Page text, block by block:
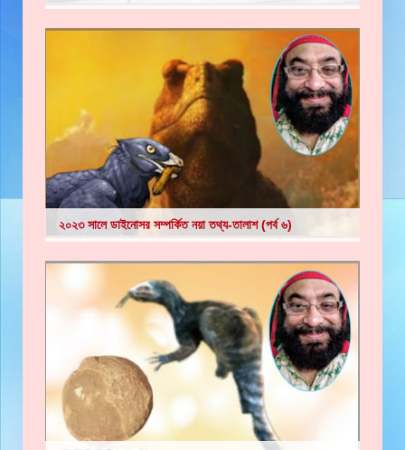
২০২৩ সালে ডাইনোসর সম্পর্কিত নয়া তথ্য-তালাশ (পর্ব ৬)